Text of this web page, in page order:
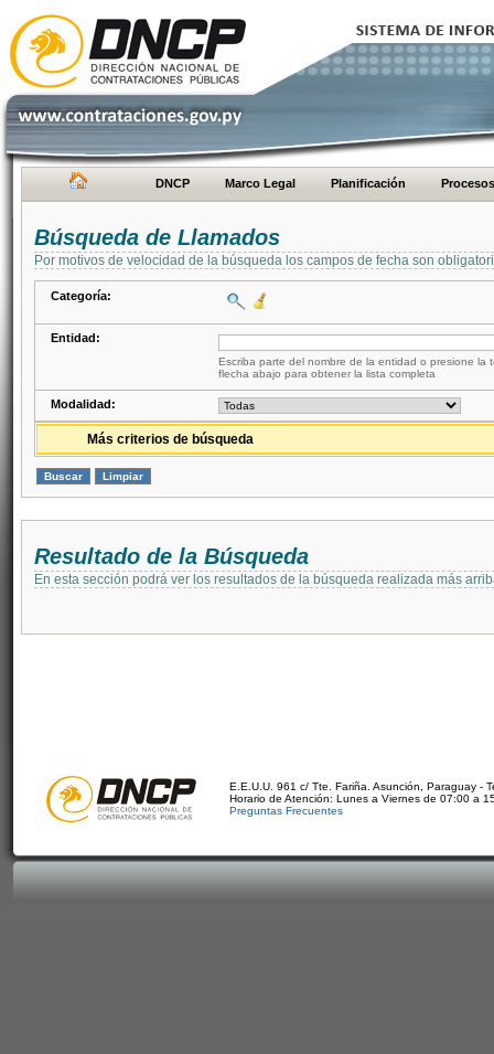
DNCP Marco Legal Planificación Procesos
Búsqueda de Llamados
Por motivos de velocidad de la búsqueda los campos de fecha son
Categoría:
Entidad:
Escriba parte del nombre de la entidad o presione la
flecha abajo para obtener la lista completa
Modalidad:
Más criterios de búsqueda
Resultado de la Búsqueda
En esta sección podrá ver los resultados de la búsqueda realizada más
E.E.U.U. 961 c/ Tte. Fariña. Asunción, Paraguay -
Horario de Atención: Lunes a Viernes de 07:00 a
Preguntas Frecuentes